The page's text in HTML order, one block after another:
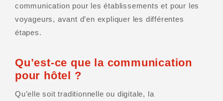
communication pour les établissements et pour les
voyageurs, avant d’en expliquer les différentes
étapes.
Qu’est-ce que la communication
pour hôtel ?
Qu’elle soit traditionnelle ou digitale, la